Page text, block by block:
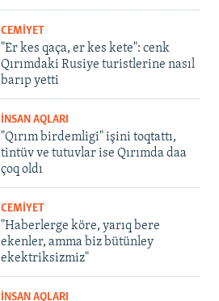
CEMİYET
"Er kes qaça, er kes kete": cenk
Qırımdaki Rusiye turistlerine nasıl
barıp yetti
İNSAN AQLARI
"Qırım birdemligi" işini toqtattı,
tintüv ve tutuvlar ise Qırımda daa
çoq oldı
CEMİYET
"Haberlerge köre, yarıq bere
ekenler, amma biz bütünley
ekektriksizmiz"
İNSAN AQLARI